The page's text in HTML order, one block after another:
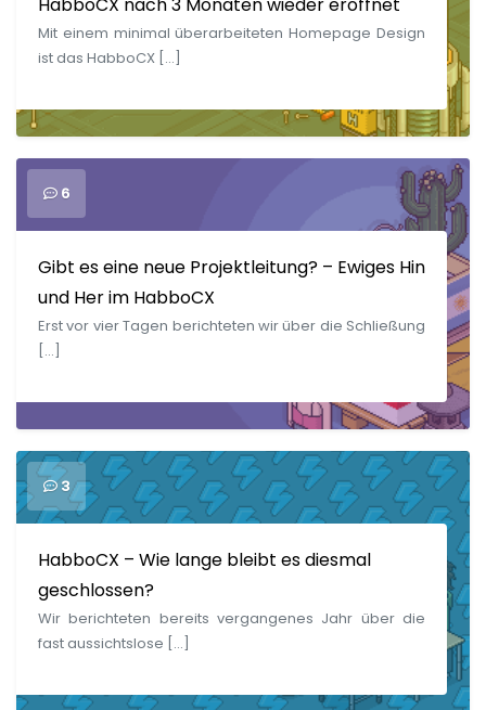
Mit einem minimal überarbeiteten Homepage Design
ist das HabboCX […]
6
Gibt es eine neue Projektleitung? – Ewiges Hin
und Her im HabboCX
Erst vor vier Tagen berichteten wir über die Schließung
[…]
3
HabboCX – Wie lange bleibt es diesmal
geschlossen?
Wir berichteten bereits vergangenes Jahr über die
fast aussichtslose […]